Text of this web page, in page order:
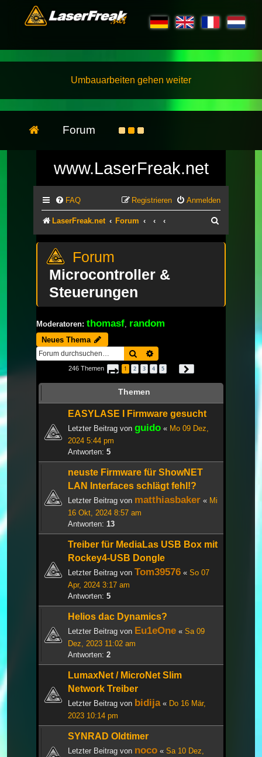
Umbauarbeiten gehen weiter
Forum
www.LaserFreak.net
FAQ Anmelden
Registrieren
LaserFreak.net Forum
Microcontroller &
Steuerungen
Moderatoren: thomasf random
Neues Thema
Suche
246 Themen Seite 1von
1 2 3 4 5
Themen
EASYLASE I Firmware gesucht
Letzter Beitrag von guido « Mo 09 Dez,
2024 5:44 pm
Antworten: 5
neuste Firmware für ShowNET
LAN Interfaces schlägt fehl!?
Letzter Beitrag von matthiasbaker « Mi
16 Okt, 2024 8:57 am
Antworten: 13
Treiber für MediaLas USB Box mit
Rockey4-USB Dongle
Letzter Beitrag von Tom39576 « So 07
Apr, 2024 3:17 am
Antworten: 5
Helios dac Dynamics?
Letzter Beitrag von Eu1eOne « Sa 09
Dez, 2023 11:02 am
Antworten: 2
LumaxNet / MicroNet Slim
Network Treiber
Letzter Beitrag von bidija« Do 16 Mär,
2023 10:14 pm
SYNRAD Oldtimer
Letzter Beitrag von noco « Sa 10 Dez,